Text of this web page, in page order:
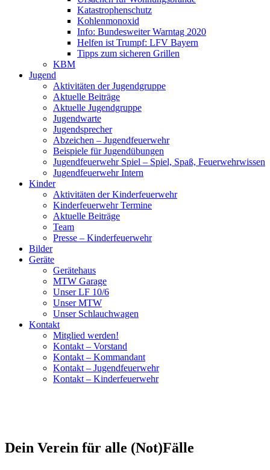
Katastrophenschutz
Kohlenmonoxid
Info: Bundesweiter Warntag 2020
Helfen ist Trumpf: LFV Bayern
Tipps zum sicheren Grillen
KBM
Jugend
Aktivitäten der Jugendgruppe
Aktuelle Beiträge
Aktuelle Jugendgruppe
Jugendwarte
Jugendsprecher
Abzeichen – Jugendfeuerwehr
Beispiele für Jugendübungen
Jugendfeuerwehr Spiel – Spiel, Spaß, Feuerwehrwissen
Jugendfeuerwehr Intern
Kinder
Aktivitäten der Kinderfeuerwehr
Kinderfeuerwehr Termine
Aktuelle Beiträge
Team
Presse – Kinderfeuerwehr
Bilder
Geräte
Gerätehaus
MTW Garage
Unser LF 10/6
Unser MTW
Unser Schlauchwagen
Kontakt
Mitglied werden!
Kontakt – Vorstand
Kontakt – Kommandant
Kontakt – Jugendfeuerwehr
Kontakt – Kinderfeuerwehr
Dein Verein für alle (Not)Fälle